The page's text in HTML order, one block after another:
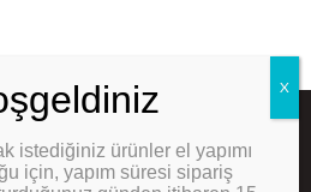
Güvenliği
Gizlilik Ve Güvenlik Politikaları
YILDIRIM
istediğiniz ürünler el yapımı
için, yapım süresi sipariş